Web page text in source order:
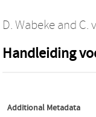
D. Wabeke and C.
Handleiding
Additional Metadata